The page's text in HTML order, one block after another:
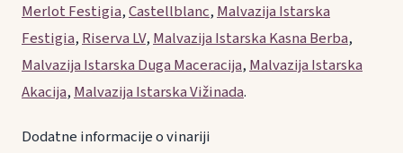
Merlot Festigia,Castellblanc,Malvazija Istarska
Festigia,Riserva LV,Malvazija Istarska Kasna Berba,
Malvazija Istarska Duga Maceracija,Malvazija Istarska
Akacija,Malvazija Istarska Vižinada.
Dodatne informacije o vinariji